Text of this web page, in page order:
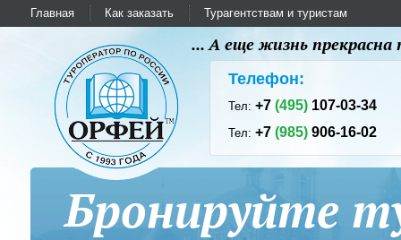
Главная Как заказать Турагентствам и туристам
... А еще жизнь
Телефон:
Тел:+7(495) 107-03-34
Тел:+7(985) 906-16-02
Бронируйте